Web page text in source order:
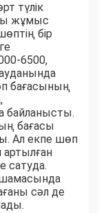
түлік
жұмыс
бір
6500,
бағасының
бағасы
Ал екпе шөп
артылған
сатуда.
шамасында
сәл де